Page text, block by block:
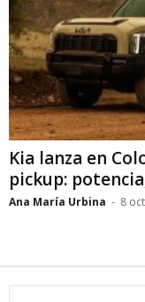
Kia lanza en
pickup:
Ana María Urbina - 8